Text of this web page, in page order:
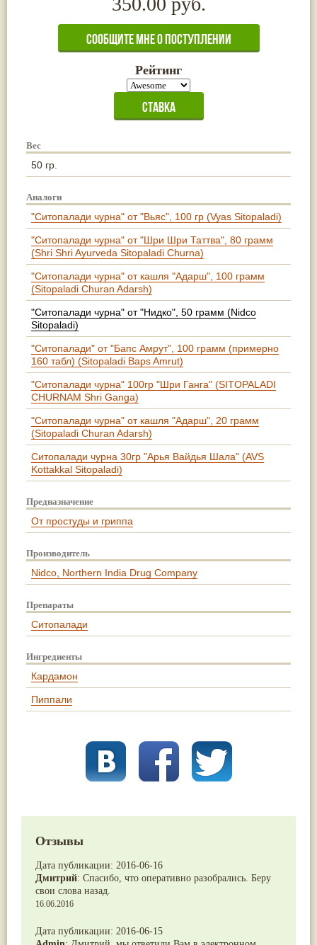
Рейтинг
Вес
50 гр.
Аналоги
"Ситопалади чурна" от "Вьяс", 100 гр (Vyas Sitopaladi)
"Ситопалади чурна" от "Шри Шри Таттва", 80 грамм
(Shri Shri Ayurveda Sitopaladi Churna)
"Ситопалади чурна" от кашля "Адарш", 100 грамм
(Sitopaladi Churan Adarsh)
"Ситопалади чурна" от "Нидко", 50 грамм (Nidco
Sitopaladi)
"Ситопалади" от "Бапс Амрут", 100 грамм (примерно
160 табл) (Sitopaladi Baps Amrut)
"Ситопалади чурна" 100гр "Шри Ганга" (SITOPALADI
CHURNAM Shri Ganga)
"Ситопалади чурна" от кашля "Адарш", 20 грамм
(Sitopaladi Churan Adarsh)
Ситопалади чурна 30гр "Арья Вайдья Шала" (AVS
Kottakkal Sitopaladi)
Предназначение
От простуды и гриппа
Производитель
Nidсo, Northern India Drug Company
Препараты
Ситопалади
Ингредиенты
Кардамон
Пиппали
Отзывы
Дата публикации: 2016-06-16
Дмитрий: Спасибо, что оперативно разобрались. Беру
свои слова назад.
16.06.2016
Дата публикации: 2016-06-15